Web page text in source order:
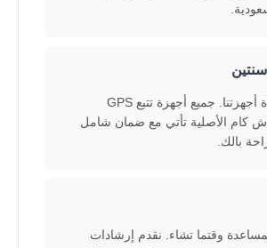
نحن نثق بجودة أجهزتنا. جميع أجهزة تتبع GPS
كام الأصلية تأتي مع ضمان شامل
بالك.
وقتما تشاء. نقدم إرشادات